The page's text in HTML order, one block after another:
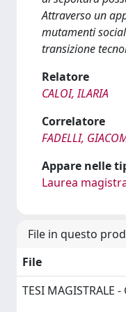
Attraverso un
mutamenti
transizione
Relatore
CALOI, ILARIA
Correlatore
FADELLI,
Appare nelle
Laurea
File in questo
File
TESI MAGISTRALE